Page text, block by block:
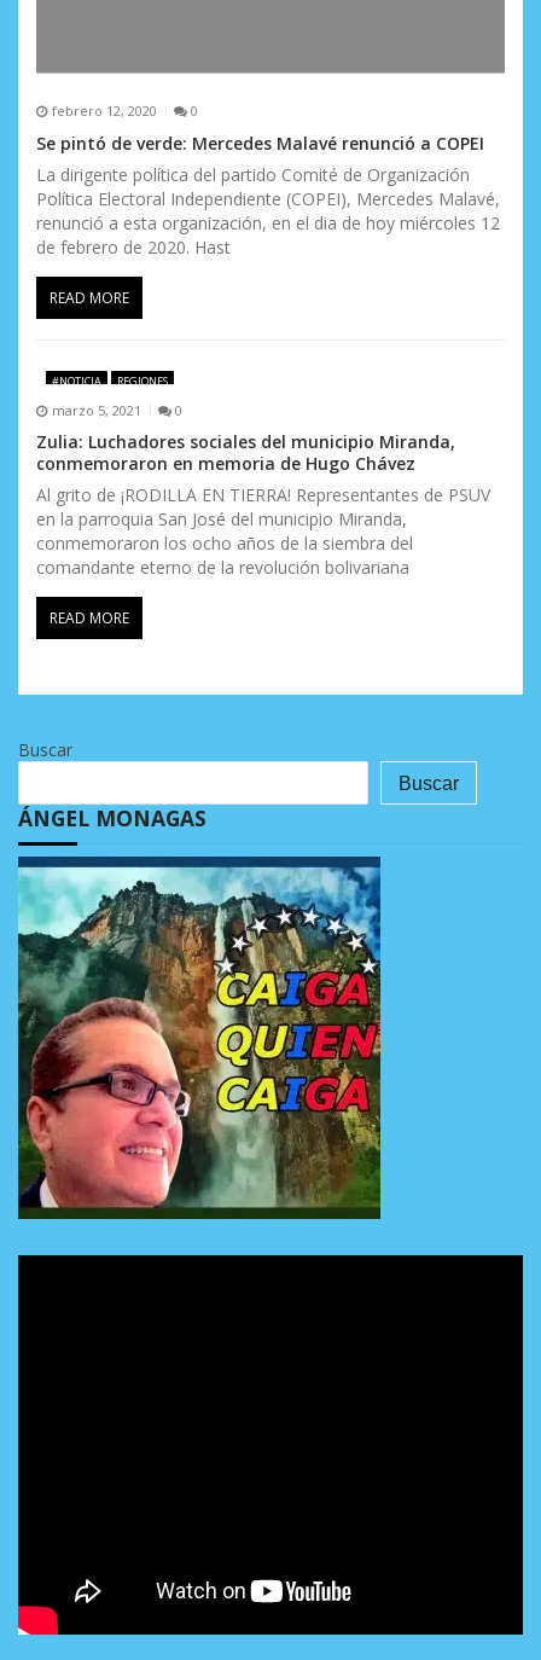
febrero 12, 2020 0
Se pintó de verde: Mercedes Malavé renunció a COPEI
La dirigente política del partido Comité de Organización
Política Electoral Independiente (COPEI), Mercedes Malavé,
renunció a esta organización, en el dia de hoy miércoles 12
de febrero de 2020. Hast
READ MORE
#NOTICIA REGIONES
marzo 5, 2021 0
Zulia: Luchadores sociales del municipio Miranda,
conmemoraron en memoria de Hugo Chávez
Al grito de ¡RODILLA EN TIERRA! Representantes de PSUV
en la parroquia San José del municipio Miranda,
conmemoraron los ocho años de la siembra del
comandante eterno de la revolución bolivariana
READ MORE
Buscar
Buscar
ÁNGEL MONAGAS